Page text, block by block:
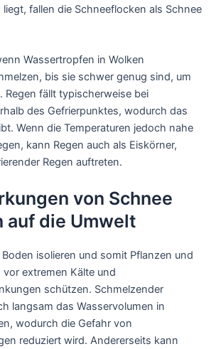
liegt, fallen die Schneeflocken als Schnee
Wassertropfen in Wolken
bis sie schwer genug sind, um
Regen fällt typischerweise bei
des Gefrierpunktes, wodurch das
Wenn die Temperaturen jedoch nahe
kann Regen auch als Eiskörner,
Regen auftreten.
von Schnee
auf die Umwelt
isolieren und somit Pflanzen und
extremen Kälte und
schützen. Schmelzender
langsam das Wasservolumen in
wodurch die Gefahr von
reduziert wird. Andererseits kann